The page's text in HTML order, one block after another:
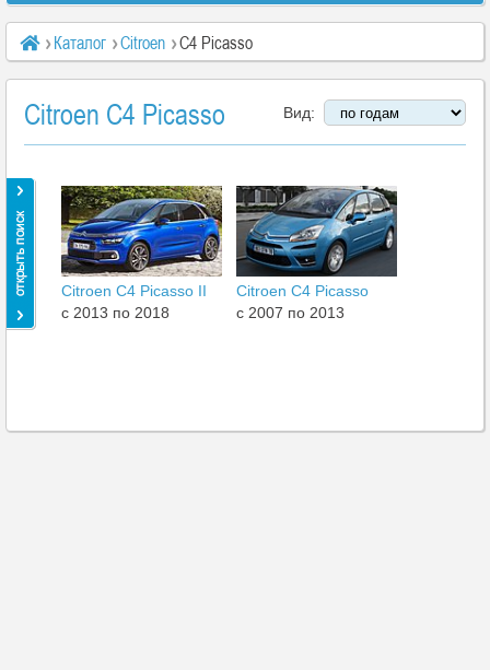
Каталог Citroen C4 Picasso
Вид:
Citroen C4 Picasso
Citroen C4 Picasso II
c 2013 по 2018
Citroen C4 Picasso
c 2007 по 2013